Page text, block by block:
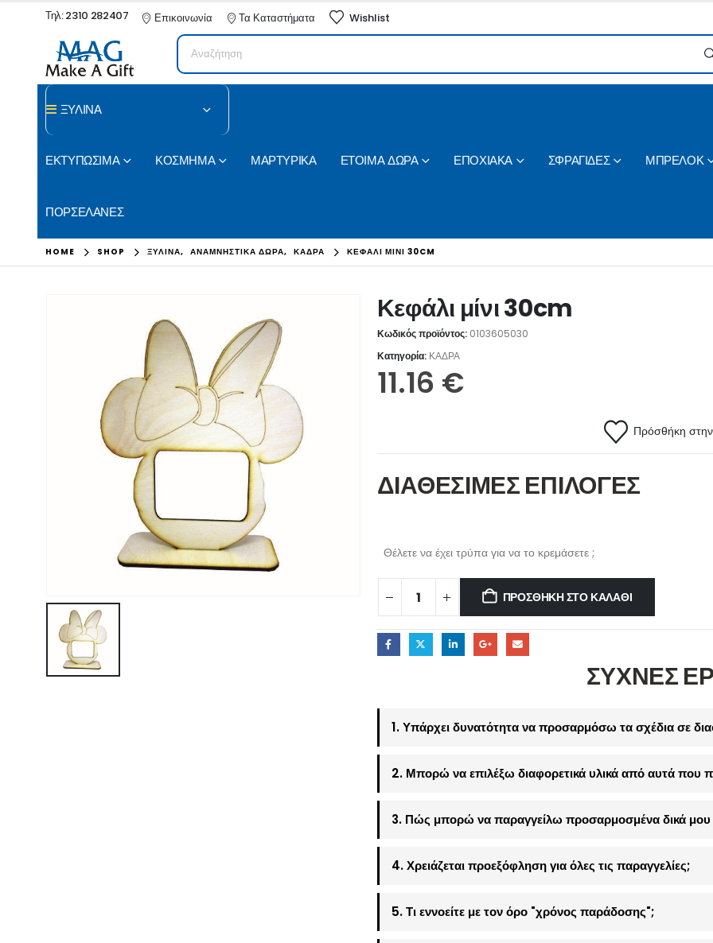
Τηλ: 2310 282407 Επικοινωνία Τα Καταστήματα Wishlist
ΞΥΛΙΝΑ
ΕΚΤΥΠΩΣΙΜΑ ΚΟΣΜΗΜΑ ΜΑΡΤΥΡΙΚΑ ΕΤΟΙΜΑ ΔΩΡΑ ΕΠΟΧΙΑΚΑ ΣΦΡΑΓΙΔΕΣ ΜΠΡΕΛΟΚ
ΠΟΡΣΕΛΑΝΕΣ
HOME SHOP ΞΥΛΙΝΑ, ΑΝΑΜΝΗΣΤΙΚΑ ΔΩΡΑ, ΚΑΔΡΑ ΚΕΦΆΛΙ ΜΊΝΙ 30CM
Κεφάλι μίνι 30cm
Κωδικός προϊόντος: 0103605030
Κατηγορία: ΚΑΔΡΑ
11.16 €
Πρόσθήκη στην
ΔΙΑΘΕΣΙΜΕΣ ΕΠΙΛΟΓΕΣ
Θέλετε να έχει τρύπα για να το κρεμάσετε ;
ΠΡΟΣΘΉΚΗ ΣΤΟ ΚΑΛΆΘΙ
ΣΥΧΝΕΣ
1. Υπάρχει δυνατότητα να προσαρμόσω τα σχέδια σε
2. Μπορώ να επιλέξω διαφορετικά υλικά από αυτά που
3. Πώς μπορώ να παραγγείλω προσαρμοσμένα δικά μου
4. Χρειάζεται προεξόφληση για όλες τις παραγγελίες;
5. Τι εννοείτε με τον όρο "χρόνος παράδοσης";